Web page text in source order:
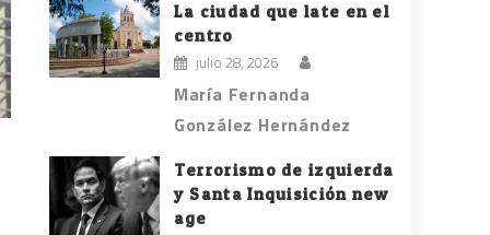
La ciudad que late en el
centro
julio 28, 2026
María Fernanda
González Hernández
Terrorismo de izquierda
y Santa Inquisición new
age